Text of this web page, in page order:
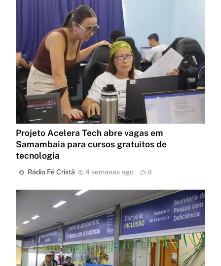
Projeto Acelera Tech abre vagas em
Samambaia para cursos gratuitos de
tecnologia
Rádio Fé Cristã 4 semanas ago 0